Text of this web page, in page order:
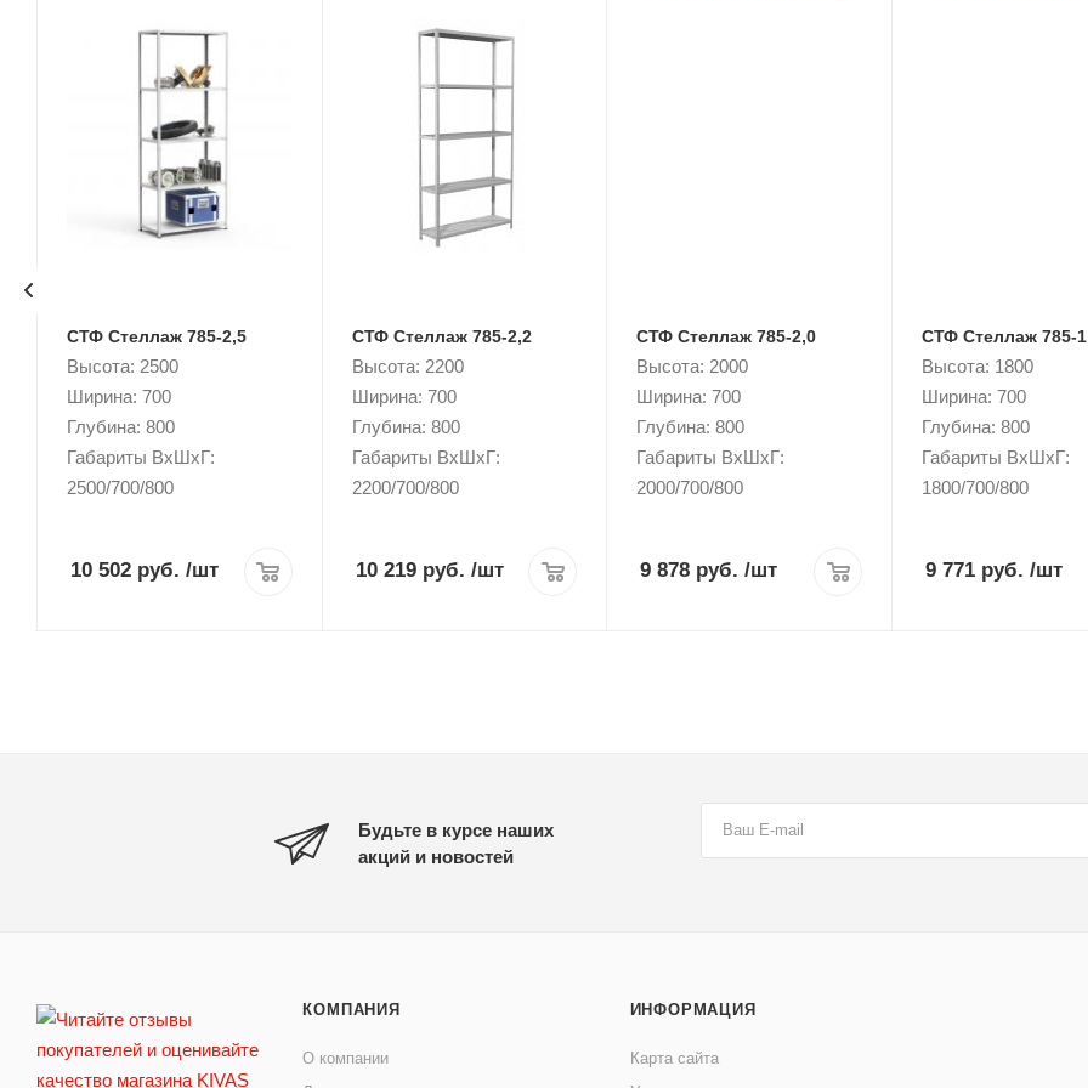
СТФ Стеллаж 785-2,5
Высота: 2500
Ширина: 700
Глубина: 800
Габариты ВxШxГ:
2500/700/800
10 502 руб. /шт
СТФ Стеллаж 785-2,2
Высота: 2200
Ширина: 700
Глубина: 800
Габариты ВxШxГ:
2200/700/800
10 219 руб. /шт
СТФ Стеллаж 785-2,0
Высота: 2000
Ширина: 700
Глубина: 800
Габариты ВxШxГ:
2000/700/800
9 878 руб. /шт
СТФ Стеллаж 785-
Высота: 1800
Ширина: 700
Глубина: 800
Габариты ВxШxГ:
1800/700/800
9 771 руб. /шт
Будьте в курсе наших
акций и новостей
КОМПАНИЯ
О компании
ИНФОРМАЦИЯ
Карта сайта